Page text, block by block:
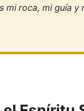
mi roca, mi guía y